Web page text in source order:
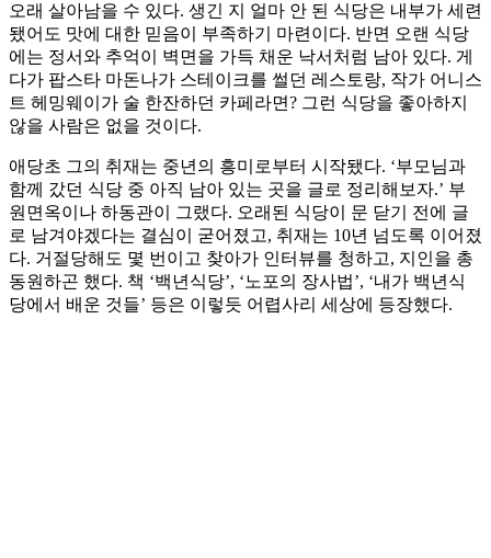
오래 살아남을 수 있다. 생긴 지 얼마 안 된 식당은 내부가 세련
됐어도 맛에 대한 믿음이 부족하기 마련이다. 반면 오랜 식당
에는 정서와 추억이 벽면을 가득 채운 낙서처럼 남아 있다. 게
다가 팝스타 마돈나가 스테이크를 썰던 레스토랑, 작가 어니스
트 헤밍웨이가 술 한잔하던 카페라면? 그런 식당을 좋아하지
않을 사람은 없을 것이다.
애당초 그의 취재는 중년의 흥미로부터 시작됐다. ‘부모님과
함께 갔던 식당 중 아직 남아 있는 곳을 글로 정리해보자.’ 부
원면옥이나 하동관이 그랬다. 오래된 식당이 문 닫기 전에 글
로 남겨야겠다는 결심이 굳어졌고, 취재는 10년 넘도록 이어졌
다. 거절당해도 몇 번이고 찾아가 인터뷰를 청하고, 지인을 총
동원하곤 했다. 책 ‘백년식당’, ‘노포의 장사법’, ‘내가 백년식
당에서 배운 것들’ 등은 이렇듯 어렵사리 세상에 등장했다.